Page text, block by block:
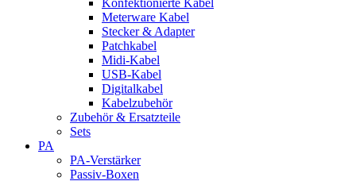
Konfektionierte Kabel
Meterware Kabel
Stecker & Adapter
Patchkabel
Midi-Kabel
USB-Kabel
Digitalkabel
Kabelzubehör
Zubehör & Ersatzteile
Sets
PA
PA-Verstärker
Passiv-Boxen